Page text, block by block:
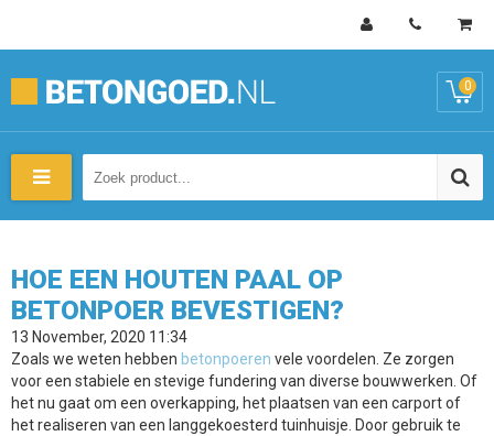
0
HOE EEN HOUTEN PAAL OP
BETONPOER BEVESTIGEN?
13 November, 2020 11:34
Zoals we weten hebben betonpoeren vele voordelen. Ze zorgen
voor een stabiele en stevige fundering van diverse bouwwerken. Of
het nu gaat om een overkapping, het plaatsen van een carport of
het realiseren van een langgekoesterd tuinhuisje. Door gebruik te